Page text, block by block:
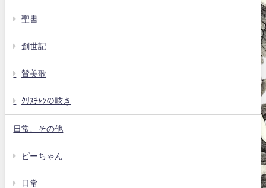
聖書
創世記
賛美歌
ｸﾘｽﾁｬﾝの呟き
日常、その他
ピーちゃん
日常